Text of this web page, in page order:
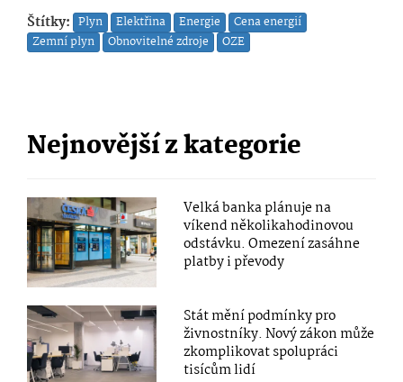
Štítky: Plyn Elektřina Energie
Cena energií
Zemní plyn
Obnovitelné zdroje OZE
Nejnovější z kategorie
Velká banka plánuje na
víkend několikahodinovou
odstávku. Omezení zasáhne
platby i převody
Stát mění podmínky pro
živnostníky. Nový zákon může
zkomplikovat spolupráci
tisícům lidí